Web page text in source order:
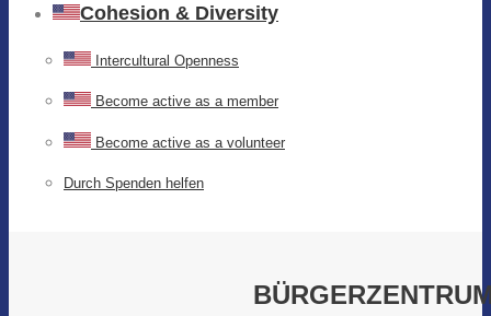
Cohesion & Diversity
Intercultural Openness
Become active as a member
Become active as a volunteer
Durch Spenden helfen